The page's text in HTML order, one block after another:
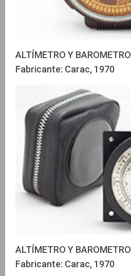
ALTÍMETRO Y BAROMETRO
Fabricante: Carac, 1970
ALTÍMETRO Y BAROMETRO
Fabricante: Carac, 1970